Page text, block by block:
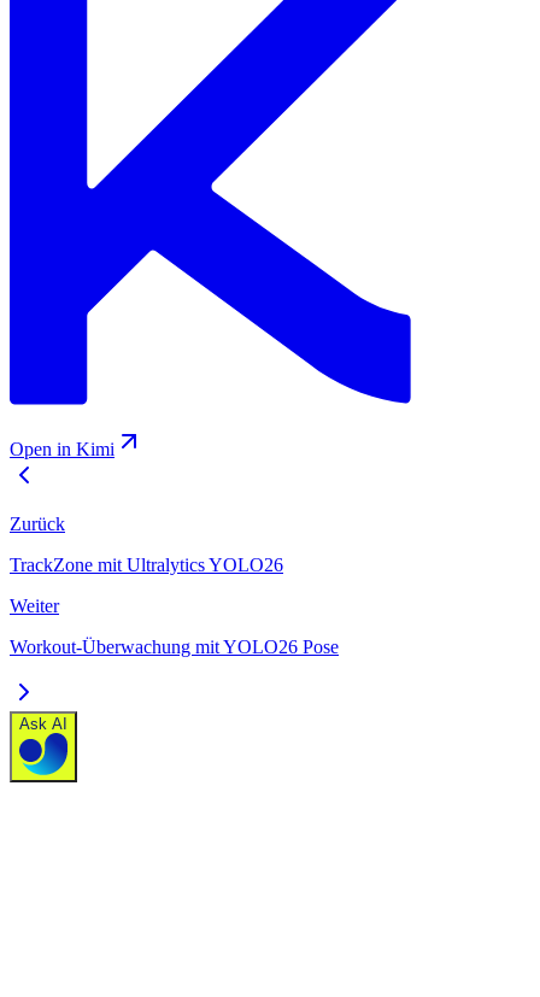
Open in Kimi
Zurück
TrackZone mit Ultralytics YOLO26
Weiter
Workout-Überwachung mit YOLO26 Pose
Ask AI